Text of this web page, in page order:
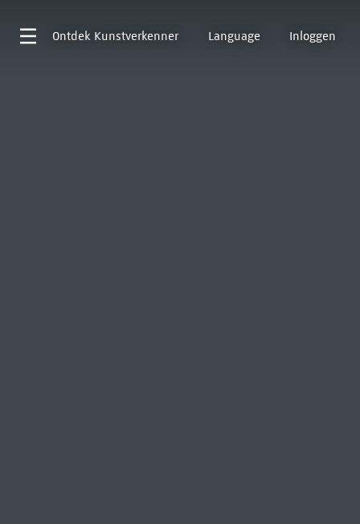
Ontdek Kunstverkenner Language Inloggen